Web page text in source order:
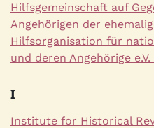
Hilfsgemeinschaft auf
Angehörigen der
Hilfsorganisation für
und deren Angehörige e.V.
I
Institute for Historical